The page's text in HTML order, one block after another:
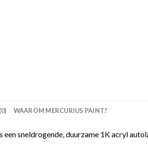
WAAROM MERCURIUS PAINT?
sneldrogende, duurzame 1K acryl